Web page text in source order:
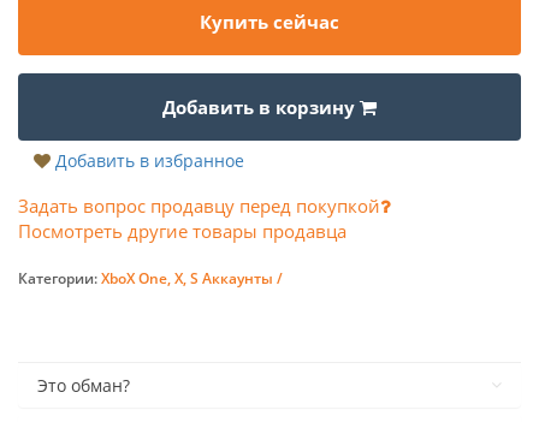
Купить сейчас
Добавить в корзину
Добавить в избранное
Задать вопрос продавцу перед покупкой
Посмотреть другие товары продавца
Категории:XboX One, X, S Аккаунты /
Это обман?